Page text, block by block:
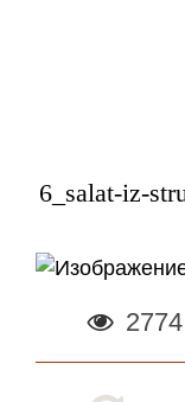
6_salat-iz-
2774